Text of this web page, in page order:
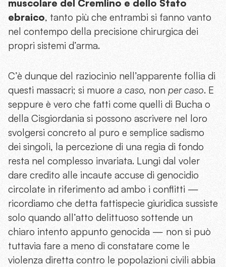
muscolare del Cremlino e dello Stato
ebraico, tanto più che entrambi si fanno vanto
nel contempo della precisione chirurgica dei
propri sistemi d’arma.
C’è dunque del raziocinio nell’apparente follia di
questi massacri; si muore a caso, non per caso. E
seppure è vero che fatti come quelli di Bucha o
della Cisgiordania si possono ascrivere nel loro
svolgersi concreto al puro e semplice sadismo
dei singoli, la percezione di una regia di fondo
resta nel complesso invariata. Lungi dal voler
dare credito alle incaute accuse di genocidio
circolate in riferimento ad ambo i conflitti —
ricordiamo che detta fattispecie giuridica sussiste
solo quando all’atto delittuoso sottende un
chiaro intento appunto genocida — non si può
tuttavia fare a meno di constatare come le
violenza diretta contro le popolazioni civili abbia